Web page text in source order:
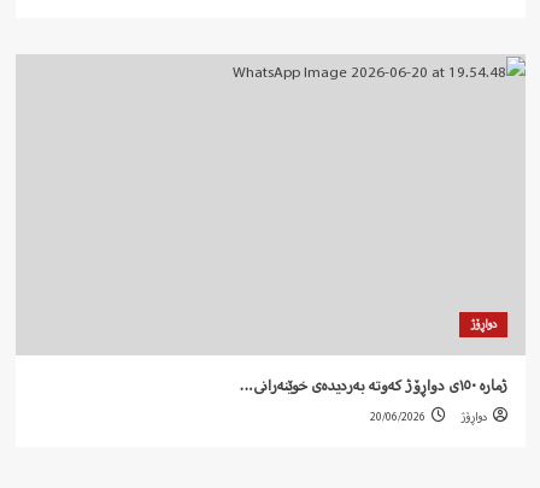
دواڕۆژ
ژمارە ١٥٠ی دواڕۆژ کەوتە بەردیدەی خوێنەرانی…
دواڕۆژ 20/06/2026